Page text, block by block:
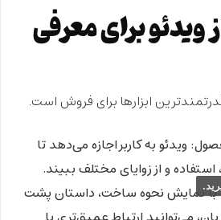
ویدئو برای معرفی
ابزارها برای فروش است.
ویدئو به کاربر اجازه می‌دهد تا
و از زوایای مختلف ببیند.
با نمایش نحوه ساخت، داستان پشت